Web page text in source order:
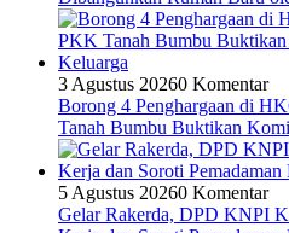
3 Agustus 20260 Komentar
Borong 4 Penghargaan di
Tanah Bumbu Buktikan
5 Agustus 20260 Komentar
Gelar Rakerda, DPD KNPI